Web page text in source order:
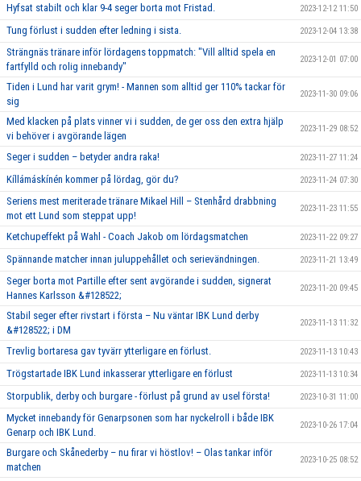
Hyfsat stabilt och klar 9-4 seger borta mot Fristad. 2023-12-12 11:50
Tung förlust i sudden efter ledning i sista. 2023-12-04 13:38
Strängnäs tränare inför lördagens toppmatch: "Vill alltid spela en
fartfylld och rolig innebandy"
2023-12-01 07:00
Tiden i Lund har varit grym! - Mannen som alltid ger 110% tackar för
sig
2023-11-30 09:06
Med klacken på plats vinner vi i sudden, de ger oss den extra hjälp
vi behöver i avgörande lägen
2023-11-29 08:52
Seger i sudden – betyder andra raka! 2023-11-27 11:24
Kíllámáskínén kommer på lördag, gör du? 2023-11-24 07:30
Seriens mest meriterade tränare Mikael Hill – Stenhård drabbning
mot ett Lund som steppat upp!
2023-11-23 11:55
Ketchupeffekt på Wahl - Coach Jakob om lördagsmatchen 2023-11-22 09:27
Spännande matcher innan juluppehållet och serievändningen. 2023-11-21 13:49
Seger borta mot Partille efter sent avgörande i sudden, signerat
Hannes Karlsson &#128522;
2023-11-20 09:45
Stabil seger efter rivstart i första – Nu väntar IBK Lund derby
&#128522; i DM
2023-11-13 11:32
Trevlig bortaresa gav tyvärr ytterligare en förlust. 2023-11-13 10:43
Trögstartade IBK Lund inkasserar ytterligare en förlust 2023-11-13 10:34
Storpublik, derby och burgare - förlust på grund av usel första! 2023-10-31 11:00
Mycket innebandy för Genarpsonen som har nyckelroll i både IBK
Genarp och IBK Lund.
2023-10-26 17:04
Burgare och Skånederby – nu firar vi höstlov! – Olas tankar inför
matchen
2023-10-25 08:52